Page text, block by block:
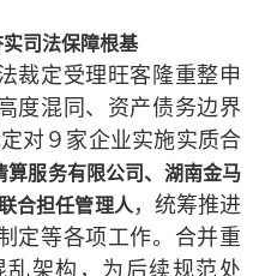
实司法保障根基
定受理旺客隆重整申
度混同、资产债务边界
对９家企业实施实质合
算服务有限公司、湖南金马
合担任管理人，统筹推进
定等各项工作。合并重
架构，为后续规范处